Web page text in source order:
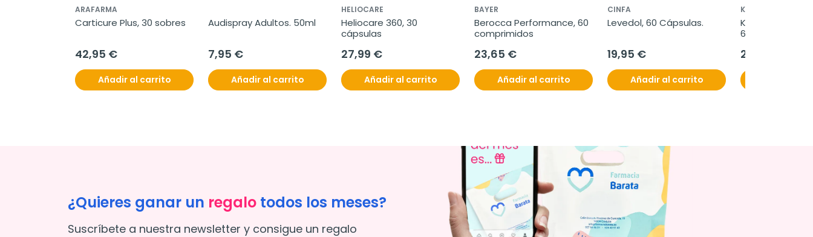
ARAFARMA
Carticure Plus, 30 sobres
42,95 €
Añadir al carrito
Audispray Adultos. 50ml
7,95 €
Añadir al carrito
HELIOCARE
Heliocare 360, 30
cápsulas
27,99 €
Añadir al carrito
BAYER
Berocca Performance, 60
comprimidos
23,65 €
Añadir al carrito
CINFA
Levedol, 60 Cápsulas.
19,95 €
Añadir al carrito
KAIDAX
Kaidax Forte
60 cápsulas
22,95 €
¿Quieres ganar un regalo todos los meses?
Suscríbete a nuestra newsletter y consigue un regalo